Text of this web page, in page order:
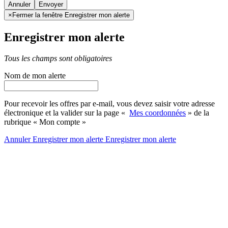
Annuler
×Fermer la fenêtre Enregistrer mon alerte
Enregistrer mon alerte
Tous les champs sont obligatoires
Nom de mon alerte
Pour recevoir les offres par e-mail, vous devez saisir votre adresse
électronique et la valider sur la page « Mes coordonnées » de la
rubrique « Mon compte »
AnnulerEnregistrer mon alerte Enregistrermon alerte